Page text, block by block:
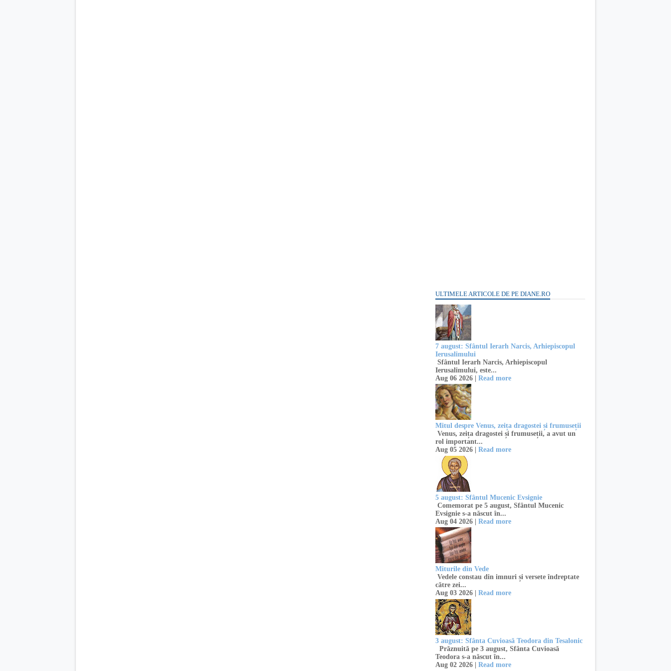
ULTIMELE ARTICOLE DE PE DIANE.RO
7 august: Sfântul Ierarh Narcis, Arhiepiscopul
Ierusalimului
Sfântul Ierarh Narcis, Arhiepiscopul
Ierusalimului, este...
Aug 06 2026 | Read more
Mitul despre Venus, zeița dragostei și frumuseții
Venus, zeița dragostei și frumuseții, a avut un
rol important...
Aug 05 2026 | Read more
5 august: Sfântul Mucenic Evsignie
Comemorat pe 5 august, Sfântul Mucenic
Evsignie s-a născut în...
Aug 04 2026 | Read more
Miturile din Vede
Vedele constau din imnuri și versete îndreptate
către zei...
Aug 03 2026 | Read more
3 august: Sfânta Cuvioasă Teodora din Tesalonic
Prăznuită pe 3 august, Sfânta Cuvioasă
Teodora s-a născut în...
Aug 02 2026 | Read more